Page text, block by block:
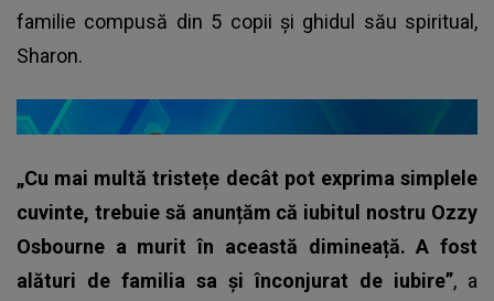
familie compusă din 5 copii şi ghidul său spiritual,
Sharon.
„Cu mai multă tristețe decât pot exprima simplele
cuvinte, trebuie să anunțăm că iubitul nostru Ozzy
Osbourne a murit în această dimineață. A fost
alături de familia sa și înconjurat de iubire”, a